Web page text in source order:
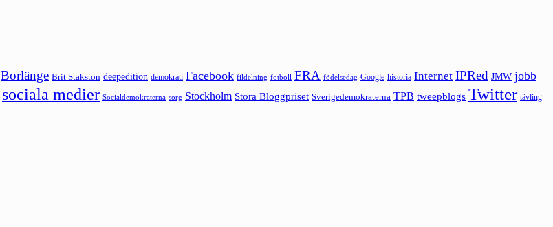
Borlänge Brit Stakston deepedition demokrati Facebook fildelning fotboll FRA födelsedag Google historia Internet IPRed JMW jobb
sociala medier Socialdemokraterna sorg Stockholm Stora Bloggpriset Sverigedemokraterna TPB tweepblogs Twitter tävling